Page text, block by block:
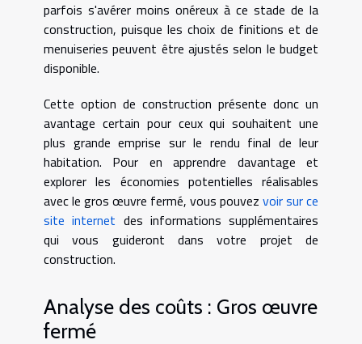
parfois s'avérer moins onéreux à ce stade de la
construction, puisque les choix de finitions et de
menuiseries peuvent être ajustés selon le budget
disponible.
Cette option de construction présente donc un
avantage certain pour ceux qui souhaitent une
plus grande emprise sur le rendu final de leur
habitation. Pour en apprendre davantage et
explorer les économies potentielles réalisables
avec le gros œuvre fermé, vous pouvez voir sur ce
site internet des informations supplémentaires
qui vous guideront dans votre projet de
construction.
Analyse des coûts : Gros œuvre
fermé